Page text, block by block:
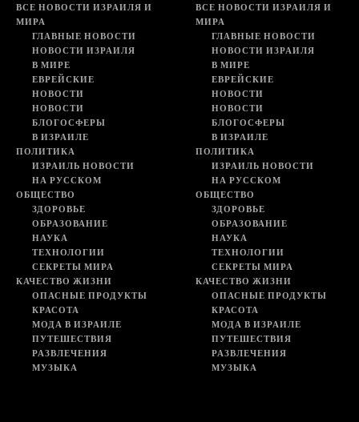
ВСЕ НОВОСТИ ИЗРАИЛЯ И
МИРА
ГЛАВНЫЕ НОВОСТИ
НОВОСТИ ИЗРАИЛЯ
В МИРЕ
ЕВРЕЙСКИЕ
НОВОСТИ
НОВОСТИ
БЛОГОСФЕРЫ
В ИЗРАИЛЕ
ПОЛИТИКА
ИЗРАИЛЬ НОВОСТИ
НА РУССКОМ
ОБЩЕСТВО
ЗДОРОВЬЕ
ОБРАЗОВАНИЕ
НАУКА
ТЕХНОЛОГИИ
СЕКРЕТЫ МИРА
КАЧЕСТВО ЖИЗНИ
ОПАСНЫЕ ПРОДУКТЫ
КРАСОТА
МОДА В ИЗРАИЛЕ
ПУТЕШЕСТВИЯ
РАЗВЛЕЧЕНИЯ
МУЗЫКА
ВСЕ НОВОСТИ ИЗРАИЛЯ И
МИРА
ГЛАВНЫЕ НОВОСТИ
НОВОСТИ ИЗРАИЛЯ
В МИРЕ
ЕВРЕЙСКИЕ
НОВОСТИ
НОВОСТИ
БЛОГОСФЕРЫ
В ИЗРАИЛЕ
ПОЛИТИКА
ИЗРАИЛЬ НОВОСТИ
НА РУССКОМ
ОБЩЕСТВО
ЗДОРОВЬЕ
ОБРАЗОВАНИЕ
НАУКА
ТЕХНОЛОГИИ
СЕКРЕТЫ МИРА
КАЧЕСТВО ЖИЗНИ
ОПАСНЫЕ ПРОДУКТЫ
КРАСОТА
МОДА В ИЗРАИЛЕ
ПУТЕШЕСТВИЯ
РАЗВЛЕЧЕНИЯ
МУЗЫКА